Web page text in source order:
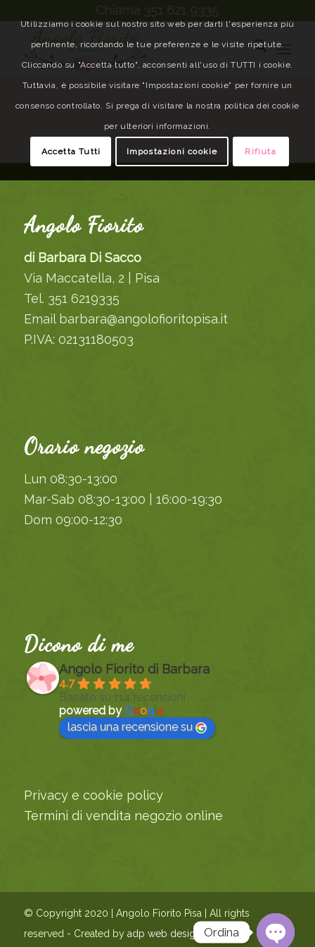
Chiama 351 621 9335
Angolo Fiorito
di Barbara Di Sacco
Via Maccatella, 2 | Pisa
Tel. 351 6219335
Email barbara@angolofioritopisa.it
P.IVA: 02131180503
Orario negozio
Lun 08:30-13:00
Mar-Sab 08:30-13:00 | 16:00-19:30
Dom 09:00-12:30
Dicono di me
Angolo Fiorito di Barbara
4.7
Basato su 114 recensioni
powered byGoogle
lascia una recensione su
Privacy e cookie policy
Termini di vendita negozio online
© Copyright 2020 | Angolo Fiorito Pisa | All rights
reserved - Created byadp web design
Utilizziamo i cookie sul nostro sito web per darti l'esperienza più
pertinente, ricordando le tue preferenze e le visite ripetute.
Cliccando su "Accetta tutto", acconsenti all'uso di TUTTI i cookie.
Tuttavia, è possibile visitare "Impostazioni cookie" per fornire un
consenso controllato. Si prega di visitare la nostra politica dei cookie
per ulteriori informazioni.
Accetta Tutti Impostazioni cookie Rifiuta
Ordina